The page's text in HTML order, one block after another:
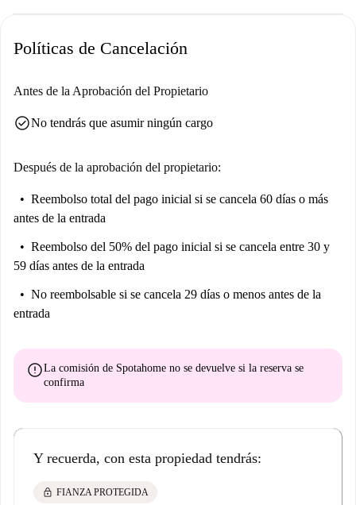
Políticas de Cancelación
Antes de la Aprobación del Propietario
check_circleNo tendrás que asumir ningún cargo
Después de la aprobación del propietario:
Reembolso total del pago inicial si se cancela 60 días o más
antes de la entrada
Reembolso del 50% del pago inicial si se cancela entre 30 y
59 días antes de la entrada
No reembolsable si se cancela 29 días o menos antes de la
entrada
errorLa comisión de Spotahome no se devuelve si la reserva se
confirma
Y recuerda, con esta propiedad tendrás:
lock FIANZA PROTEGIDA